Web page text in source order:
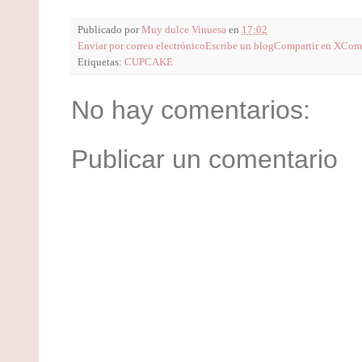
Publicado porMuy dulce Vinuesa en 17:02
Enviar por correo electrónicoEscribe un blogCompartir en X
Etiquetas: CUPCAKE
No hay comentarios:
Publicar un comentario